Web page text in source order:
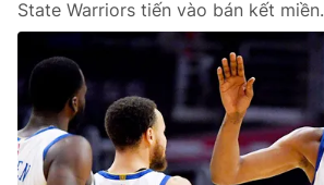
State Warriors tiến vào bán kết miền.